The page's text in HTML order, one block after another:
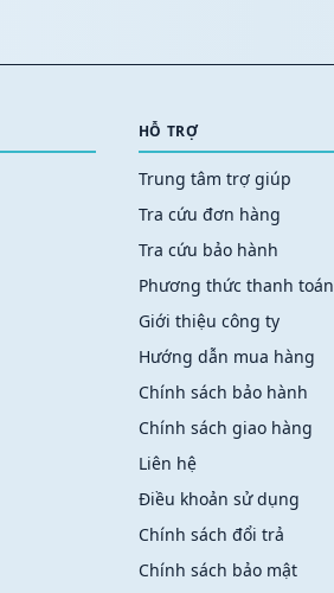
HỖ TRỢ
Trung tâm trợ giúp
Tra cứu đơn hàng
Tra cứu bảo hành
Phương thức thanh toán
Giới thiệu công ty
Hướng dẫn mua hàng
Chính sách bảo hành
Chính sách giao hàng
Liên hệ
Điều khoản sử dụng
Chính sách đổi trả
Chính sách bảo mật